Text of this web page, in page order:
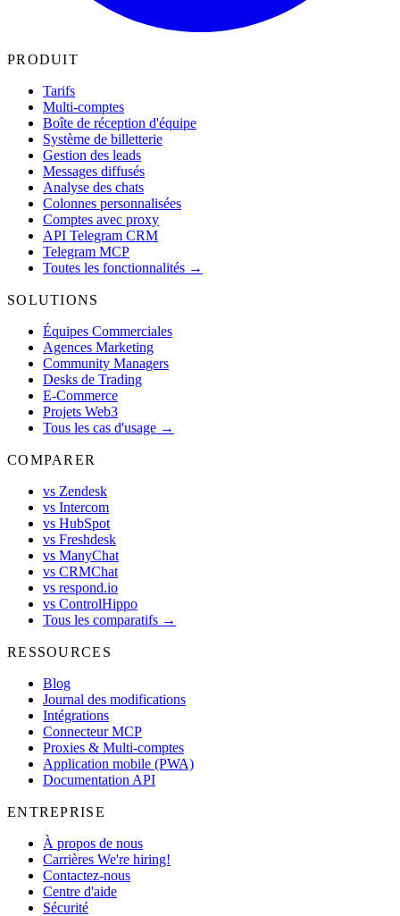
PRODUIT
Tarifs
Multi-comptes
Boîte de réception d'équipe
Système de billetterie
Gestion des leads
Messages diffusés
Analyse des chats
Colonnes personnalisées
Comptes avec proxy
API Telegram CRM
Telegram MCP
Toutes les fonctionnalités →
SOLUTIONS
Équipes Commerciales
Agences Marketing
Community Managers
Desks de Trading
E-Commerce
Projets Web3
Tous les cas d'usage →
COMPARER
vs Zendesk
vs Intercom
vs HubSpot
vs Freshdesk
vs ManyChat
vs CRMChat
vs respond.io
vs ControlHippo
Tous les comparatifs →
RESSOURCES
Blog
Journal des modifications
Intégrations
Connecteur MCP
Proxies & Multi-comptes
Application mobile (PWA)
Documentation API
ENTREPRISE
À propos de nous
Carrières We're hiring!
Contactez-nous
Centre d'aide
Sécurité